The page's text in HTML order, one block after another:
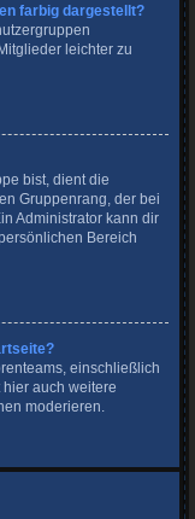
farbig dargestellt?
leichter zu
bist, dient die
Gruppenrang, der bei
Administrator kann dir
Bereich
einschließlich
auch weitere
moderieren.